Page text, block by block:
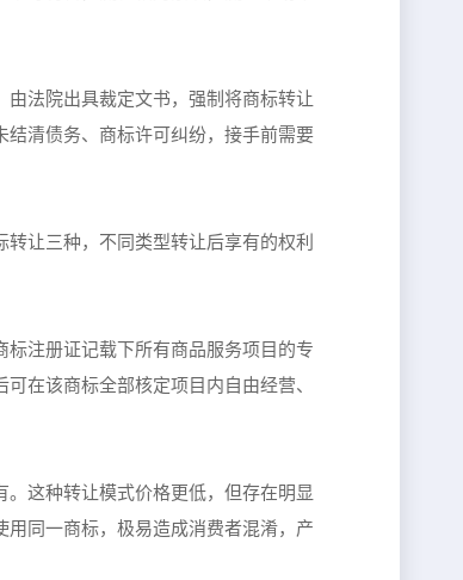
法院出具裁定文书，强制将商标转让
清债务、商标许可纠纷，接手前需要
让三种，不同类型转让后享有的权利
注册证记载下所有商品服务项目的专
在该商标全部核定项目内自由经营、
这种转让模式价格更低，但存在明显
同一商标，极易造成消费者混淆，产